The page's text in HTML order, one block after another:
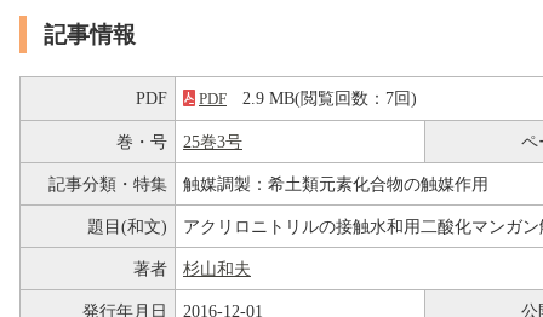
記事情報
PDF PDF 2.9 MB(閲覧回数：7回)
巻・号 25巻3号 ペ
記事分類・特集 触媒調製：希土類元素化合物の触媒作用
題目(和文) アクリロニトリルの接触水和用二酸化マンガン
著者 杉山和夫
発行年月日 2016-12-01 公